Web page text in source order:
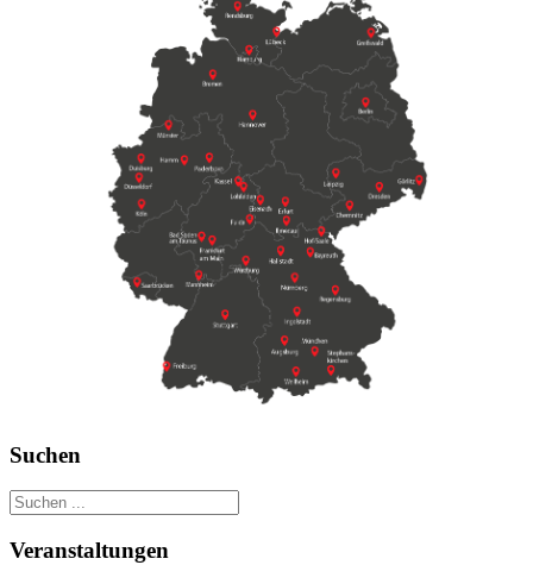
Suchen
Veranstaltungen